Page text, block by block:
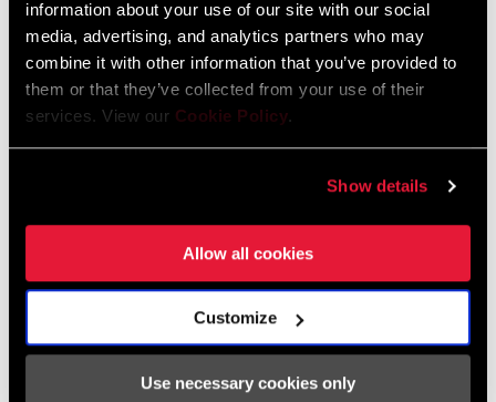
information about your use of our site with our social
media, advertising, and analytics partners who may
combine it with other information that you’ve provided to
them or that they’ve collected from your use of their
services. View our Cookie Policy.
Show details
Allow all cookies
Customize
Use necessary cookies only
MTB Hub/Fork/Wheel/End Cap
126 KB
95-4018-009-000 Safety Instructions
Sprache: 日本語, 官话, Português,
Nederlands, Italiano, Français,
348 KB